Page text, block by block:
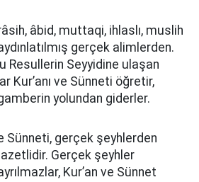
âbid, muttaqi, ihlaslı, muslih
gerçek alimlerden.
Resullerin Seyyidine ulaşan
Kur’anı ve Sünneti öğretir,
yolundan giderler.
Sünneti, gerçek şeyhlerden
Gerçek şeyhler
Kur’an ve Sünnet